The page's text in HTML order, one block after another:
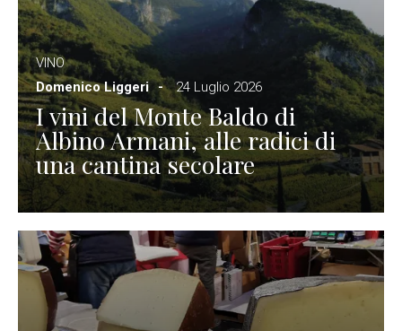
VINO
Domenico Liggeri
24 Luglio 2026
I vini del Monte Baldo di
Albino Armani, alle radici di
una cantina secolare